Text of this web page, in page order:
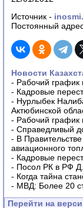
Источник -
Постоянный
Новости
- Рабочий график
- Кадровые
- Нурлыбек
Актюбинской
- Рабочий график
- Справедливый
- В
авиационного
- Кадровые
- Посол РК в РФ
- Когда тайна
- МВД: Более 20
Перейти на